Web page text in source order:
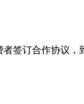
签订合作协议，